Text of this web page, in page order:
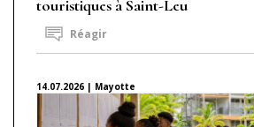
touristiques à Saint-Leu
Réagir
14.07.2026 | Mayotte